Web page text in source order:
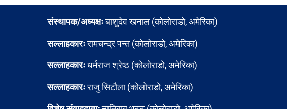
संस्थापक/अध्यक्षःबाशुदेव खनाल (कोलोराडो, अमेरिका)
सल्लाहकारःरामचन्द्र पन्त (कोलोराडो, अमेरिका)
सल्लाहकारःधर्मराज श्रेष्ठ (कोलोराडो, अमेरिका)
सल्लाहकारःराजु सिटौला (कोलोराडो, अमेरिका)